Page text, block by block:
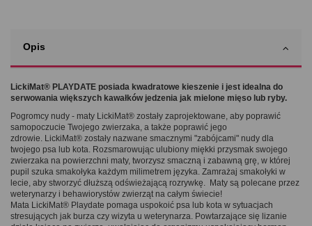
Opis
LickiMat® PLAYDATE posiada kwadratowe kieszenie i jest idealna do
serwowania większych kawałków jedzenia jak mielone mięso lub ryby.
Pogromcy nudy - maty LickiMat® zostały zaprojektowane, aby poprawić
samopoczucie Twojego zwierzaka, a także poprawić jego
zdrowie. LickiMat® zostały nazwane smacznymi "zabójcami" nudy dla
twojego psa lub kota. Rozsmarowując ulubiony miękki przysmak swojego
zwierzaka na powierzchni maty, tworzysz smaczną i zabawną grę, w której
pupil szuka smakołyka każdym milimetrem języka. Zamrażaj smakołyki w
lecie, aby stworzyć dłuższą odświeżającą rozrywkę. Maty są polecane przez
weterynarzy i behawiorystów zwierząt na całym świecie!
Mata LickiMat® Playdate pomaga uspokoić psa lub kota w sytuacjach
stresujących jak burza czy wizyta u weterynarza. Powtarzające się lizanie